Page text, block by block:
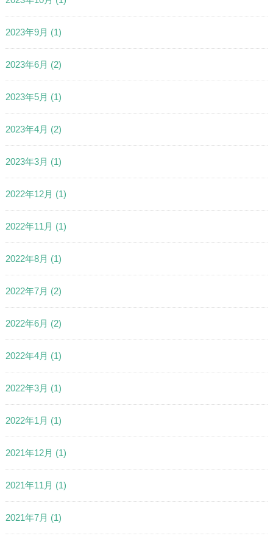
2023年9月 (1)
2023年6月 (2)
2023年5月 (1)
2023年4月 (2)
2023年3月 (1)
2022年12月 (1)
2022年11月 (1)
2022年8月 (1)
2022年7月 (2)
2022年6月 (2)
2022年4月 (1)
2022年3月 (1)
2022年1月 (1)
2021年12月 (1)
2021年11月 (1)
2021年7月 (1)